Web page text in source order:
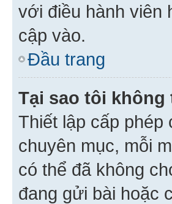
với điều hành viên
cập vào.
Đầu trang
Tại sao tôi
Thiết lập cấp phép
chuyên mục, mỗi
có thể đã không
đang gửi bài hoặc